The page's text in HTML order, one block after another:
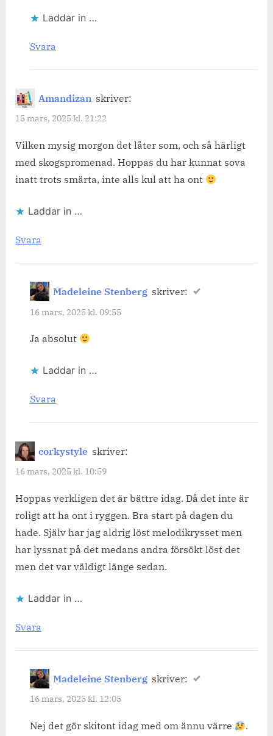
Laddar in …
Svara
Amandizan skriver:
15 mars, 2025 kl. 21:22
Vilken mysig morgon det låter som, och så härligt
med skogspromenad. Hoppas du har kunnat sova
inatt trots smärta, inte alls kul att ha ont
Laddar in …
Svara
Madeleine Stenberg skriver:
16 mars, 2025 kl. 09:55
Ja absolut
Laddar in …
Svara
corkystyle skriver:
16 mars, 2025 kl. 10:59
Hoppas verkligen det är bättre idag. Då det inte är
roligt att ha ont i ryggen. Bra start på dagen du
hade. Själv har jag aldrig löst melodikrysset men
har lyssnat på det medans andra försökt löst det
men det var väldigt länge sedan.
Laddar in …
Svara
Madeleine Stenberg skriver:
16 mars, 2025 kl. 12:05
Nej det gör skitont idag med om ännu värre
.